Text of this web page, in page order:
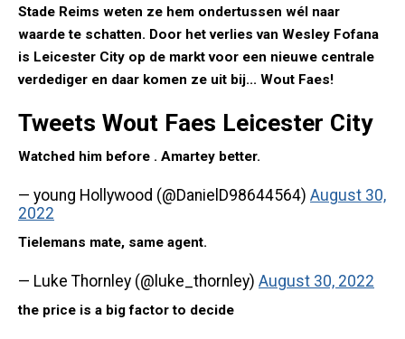
Stade Reims weten ze hem ondertussen wél naar
waarde te schatten. Door het verlies van Wesley Fofana
is Leicester City op de markt voor een nieuwe centrale
verdediger en daar komen ze uit bij... Wout Faes!
Tweets Wout Faes Leicester City
Watched him before . Amartey better.
— young Hollywood (@DanielD98644564) August 30,
2022
Tielemans mate, same agent.
— Luke Thornley (@luke_thornley) August 30, 2022
the price is a big factor to decide